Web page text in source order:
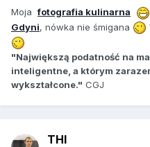
Mojafotografia kulinarna
Gdyni, nówka nie śmigana
"Największą podatność na
inteligentne, a którym
wykształcone." CGJ
THI